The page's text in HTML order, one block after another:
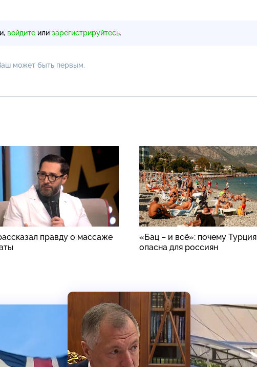
войдите или зарегистрируйтесь.
может быть первым.
правду о массаже
«Бац – и всё»: почему Турция
опасна для россиян